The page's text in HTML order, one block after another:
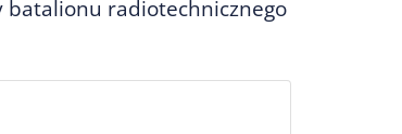
batalionu radiotechnicznego